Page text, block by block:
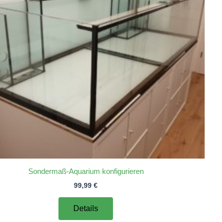
Sondermaß-Aquarium konfigurieren
99,99 €
Details